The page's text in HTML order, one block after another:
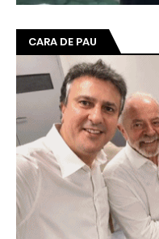
CARA DE PAU